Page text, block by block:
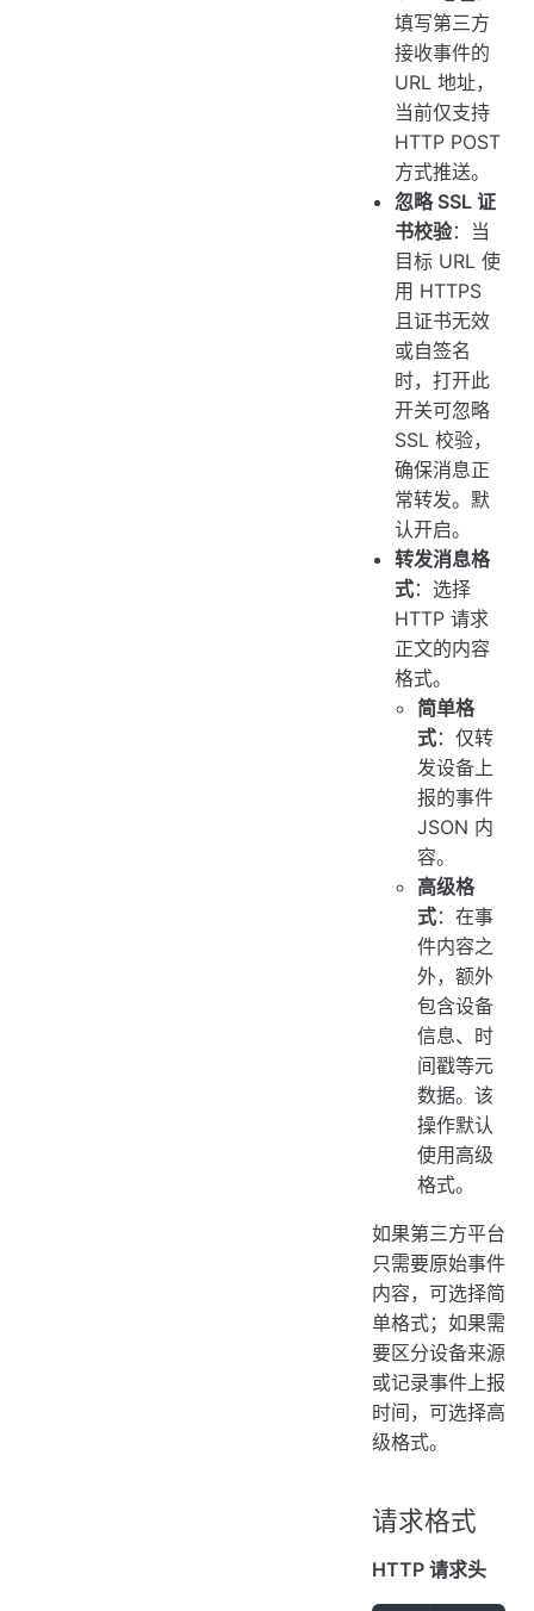
填写第三方
接收事件的
URL 地址，
当前仅支持
HTTP POST
方式推送。
忽略 SSL 证
书校验：当
目标 URL 使
用 HTTPS
且证书无效
或自签名
时，打开此
开关可忽略
SSL 校验，
确保消息正
常转发。默
认开启。
转发消息格
式：选择
HTTP 请求
正文的内容
格式。
简单格
式：仅转
发设备上
报的事件
JSON 内
容。
高级格
式：在事
件内容之
外，额外
包含设备
信息、时
间戳等元
数据。该
操作默认
使用高级
格式。
如果第三方平台
只需要原始事件
内容，可选择简
单格式；如果需
要区分设备来源
或记录事件上报
时间，可选择高
级格式。
请求格式
HTTP 请求头